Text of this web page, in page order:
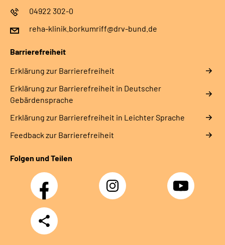
04922 302-0
reha-klinik.borkumriff@drv-bund.de
Barrierefreiheit
Erklärung zur Barrierefreiheit
Erklärung zur Barrierefreiheit in Deutscher
Gebärdensprache
Erklärung zur Barrierefreiheit in Leichter Sprache
Feedback zur Barrierefreiheit
Folgen und Teilen
Facebook Instagram YouTube
Teilen